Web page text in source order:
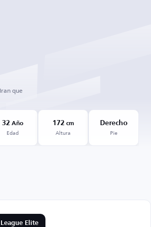
que
32 Año
Edad
172 cm
Altura
Derecho
Pie
Elite